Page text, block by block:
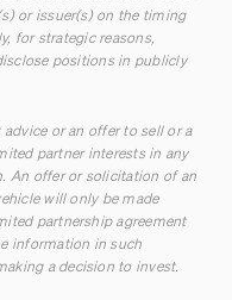
or issuer(s) on the timing
for strategic reasons,
positions in publicly
or an offer to sell or a
partner interests in any
An offer or solicitation of an
will only be made
partnership agreement
information in such
a decision to invest.